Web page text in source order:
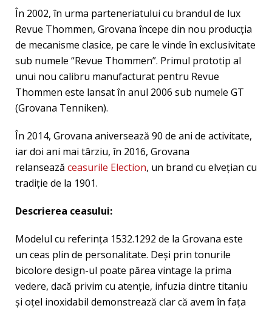
În 2002, în urma parteneriatului cu brandul de lux
Revue Thommen, Grovana începe din nou producţia
de mecanisme clasice, pe care le vinde în exclusivitate
sub numele “Revue Thommen”. Primul prototip al
unui nou calibru manufacturat pentru Revue
Thommen este lansat în anul 2006 sub numele GT
(Grovana Tenniken).
În 2014, Grovana aniversează 90 de ani de activitate,
iar doi ani mai târziu, în 2016, Grovana
relansează ceasurile Election, un brand cu elveţian cu
tradiţie de la 1901.
Descrierea ceasului:
Modelul cu referința 1532.1292 de la Grovana este
un ceas plin de personalitate. Deși prin tonurile
bicolore design-ul poate părea vintage la prima
vedere, dacă privim cu atenție, infuzia dintre titaniu
și oțel inoxidabil demonstrează clar că avem în fața